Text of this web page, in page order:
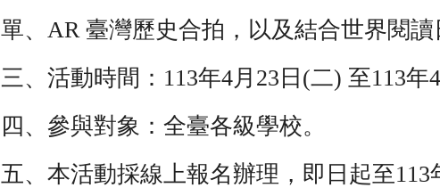
單、AR 臺灣歷史合拍，以及結合世界閱讀
三、活動時間：113年4月23日(二) 至113年4
四、參與對象：全臺各級學校。
五、本活動採線上報名辦理，即日起至